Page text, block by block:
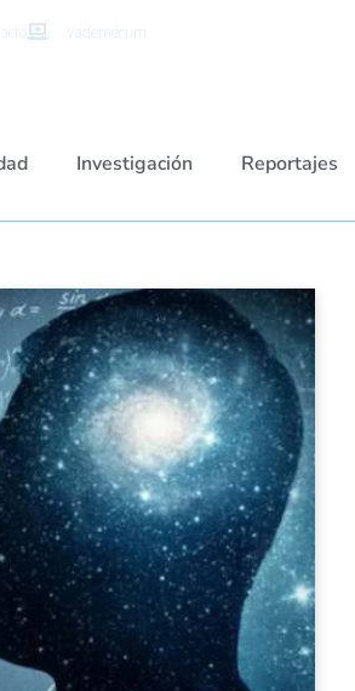
Vademécum
Investigación Reportajes